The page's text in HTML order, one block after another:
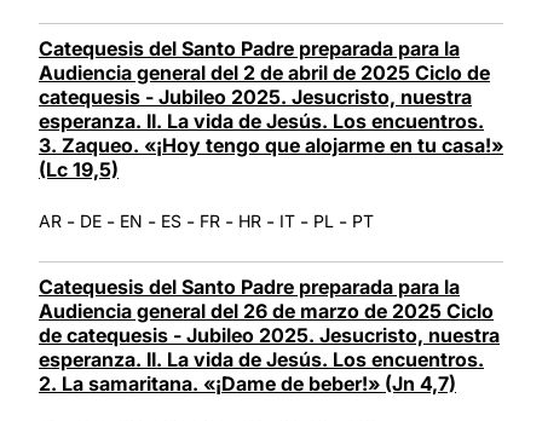
Catequesis del Santo Padre preparada para la
Audiencia general del 2 de abril de 2025 Ciclo de
catequesis - Jubileo 2025. Jesucristo, nuestra
esperanza. II. La vida de Jesús. Los encuentros.
3. Zaqueo. «¡Hoy tengo que alojarme en tu casa!»
(Lc 19,5)
AR - DE - EN - ES - FR - HR - IT - PL - PT
Catequesis del Santo Padre preparada para la
Audiencia general del 26 de marzo de 2025 Ciclo
de catequesis - Jubileo 2025. Jesucristo, nuestra
esperanza. II. La vida de Jesús. Los encuentros.
2. La samaritana. «¡Dame de beber!» (Jn 4,7)